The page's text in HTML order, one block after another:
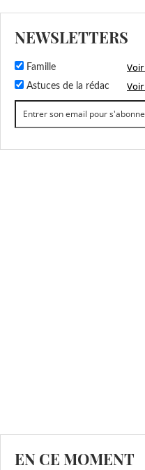
NEWSLETTERS
Famille
Astuces de la rédac
EN CE MOMENT